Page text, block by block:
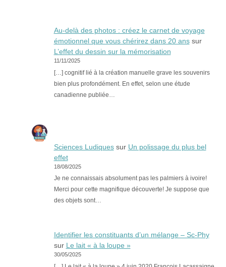
Au-delà des photos : créez le carnet de voyage
émotionnel que vous chérirez dans 20 anssur
L’effet du dessin sur la mémorisation
11/11/2025
[…] cognitif lié à la création manuelle grave les souvenirs
bien plus profondément. En effet, selon une étude
canadienne publiée…
Sciences Ludiquessur Un polissage du plus bel
effet
18/08/2025
Je ne connaissais absolument pas les palmiers à ivoire!
Merci pour cette magnifique découverte! Je suppose que
des objets sont…
Identifier les constituants d’un mélange – Sc-Phy
sur Le lait « à la loupe »
30/05/2025